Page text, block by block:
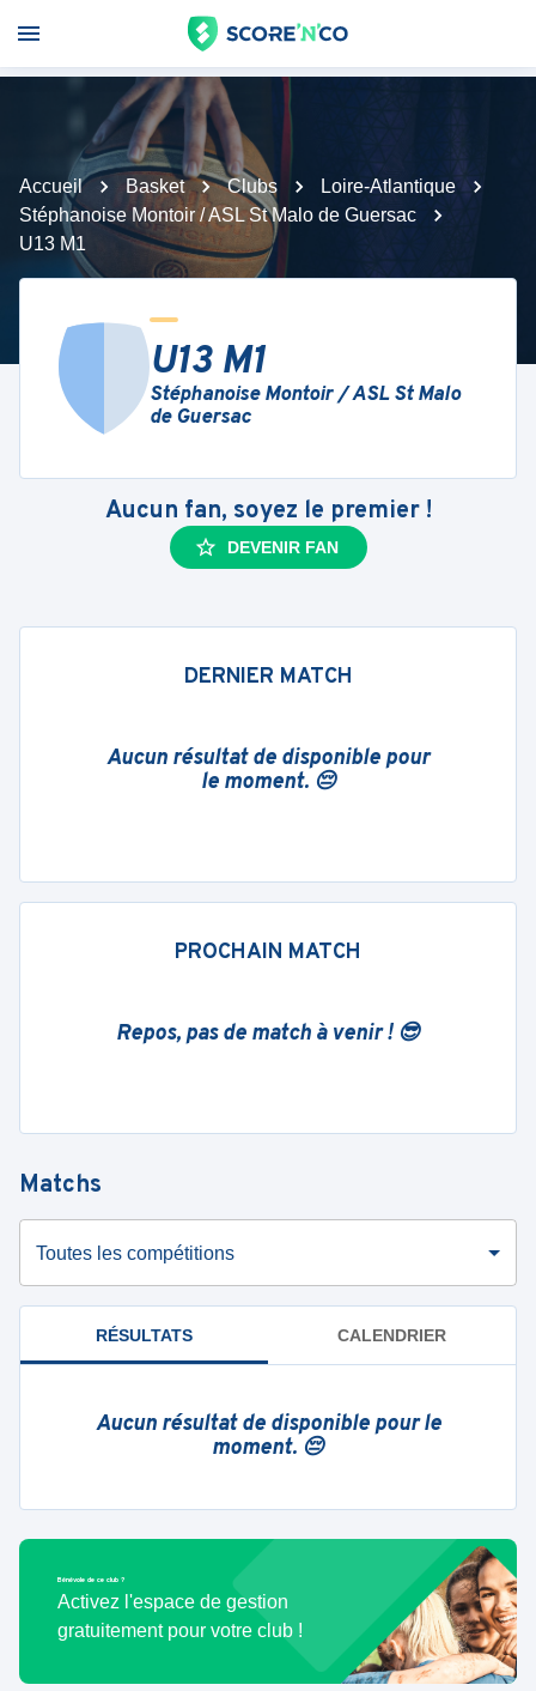
Accueil Basket Clubs
Loire-Atlantique
Stéphanoise Montoir / ASL St Malo de Guersac
U13 M1
U13 M1
Stéphanoise Montoir / ASL St Malo
de Guersac
Aucun fan, soyez le premier !
DEVENIR FAN
DERNIER MATCH
Aucun résultat de disponible pour
le moment. 😔
PROCHAIN MATCH
Repos, pas de match à venir ! 😎
Matchs
Toutes les compétitions
RÉSULTATS CALENDRIER
Aucun résultat de disponible pour le
moment. 😔
Bénévole de ce club ?
Activez l'espace de gestion
gratuitement pour votre club !